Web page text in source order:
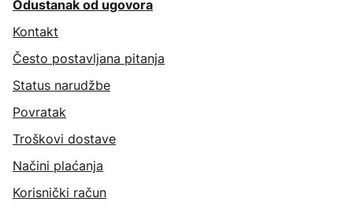
Odustanak od ugovora
Kontakt
Često postavljana pitanja
Status narudžbe
Povratak
Troškovi dostave
Načini plaćanja
Korisnički račun